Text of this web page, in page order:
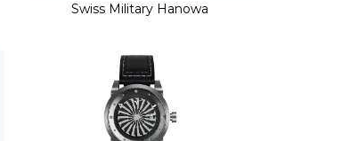
Swiss Military Hanowa